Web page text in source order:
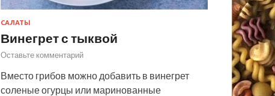
САЛАТЫ
Винегрет с тыквой
Оставьте комментарий
Вместо грибов можно добавить в винегрет
соленые огурцы или маринованные